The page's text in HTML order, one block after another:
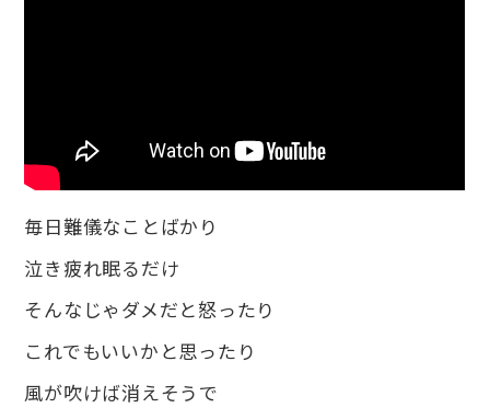
毎日難儀なことばかり
泣き疲れ眠るだけ
そんなじゃダメだと怒ったり
これでもいいかと思ったり
風が吹けば消えそうで